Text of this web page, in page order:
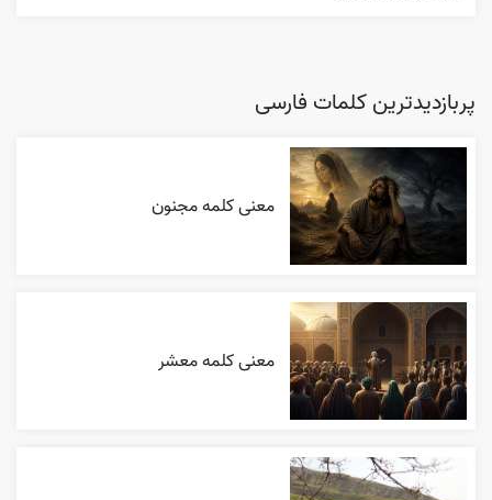
پربازدیدترین کلمات فارسی
معنی کلمه مجنون
معنی کلمه معشر